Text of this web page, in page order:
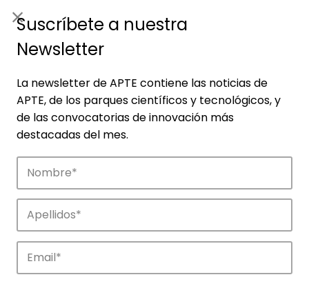
Empresas
Descubre las empresas que impulsan la
innovación en los parques de APTE.
Suscríbete a nuestra
Newsletter
La newsletter de APTE contiene las noticias de
APTE, de los parques científicos y tecnológicos, y
de las convocatorias de innovación más
destacadas del mes.